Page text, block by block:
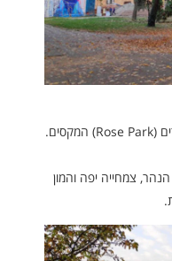
הפארק הבא במסלול הינו פארק הוורדים (Rose Park) המקסים.
צמחייה יפה והמון